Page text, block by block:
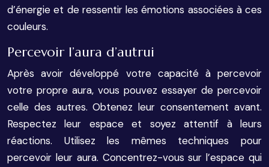
d’énergie et de ressentir les émotions associées à ces
couleurs.
Percevoir l’aura d’autrui
Après avoir développé votre capacité à percevoir
votre propre aura, vous pouvez essayer de percevoir
celle des autres. Obtenez leur consentement avant.
Respectez leur espace et soyez attentif à leurs
réactions. Utilisez les mêmes techniques pour
percevoir leur aura. Concentrez-vous sur l’espace qui